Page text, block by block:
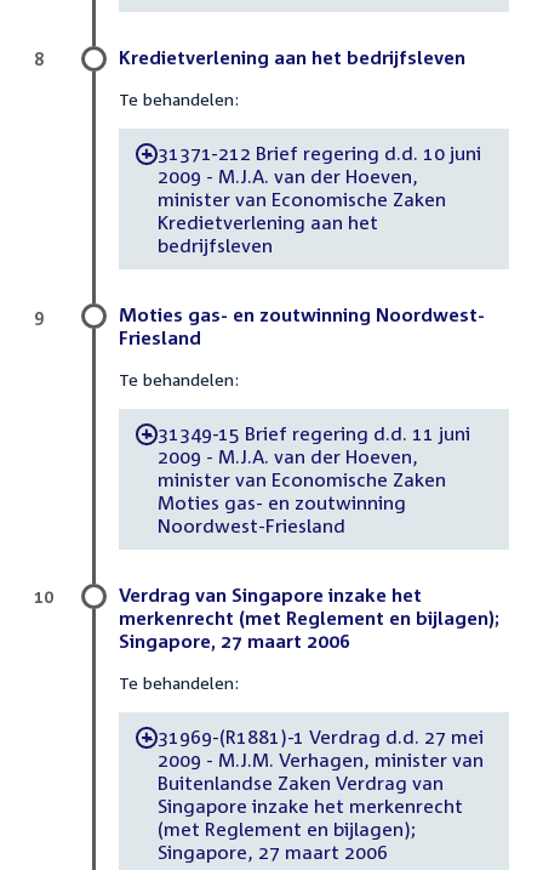
Kredietverlening aan het bedrijfsleven
Te behandelen:
-31371-212 Brief regering d.d. 10 juni
2009 - M.J.A. van der Hoeven,
minister van Economische Zaken
Kredietverlening aan het
bedrijfsleven
8
Moties gas- en zoutwinning Noordwest-
Friesland
Te behandelen:
-31349-15 Brief regering d.d. 11 juni
2009 - M.J.A. van der Hoeven,
minister van Economische Zaken
Moties gas- en zoutwinning
Noordwest-Friesland
9
Verdrag van Singapore inzake het
merkenrecht (met Reglement en bijlagen);
Singapore, 27 maart 2006
Te behandelen:
-31969-(R1881)-1 Verdrag d.d. 27 mei
2009 - M.J.M. Verhagen, minister van
Buitenlandse Zaken Verdrag van
Singapore inzake het merkenrecht
(met Reglement en bijlagen);
Singapore, 27 maart 2006
10